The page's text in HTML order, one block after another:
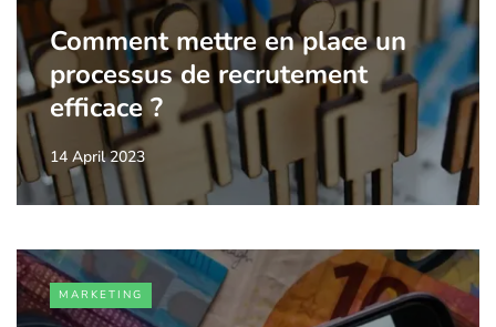
Comment mettre en place un
processus de recrutement
efficace ?
14 April 2023
MARKETING